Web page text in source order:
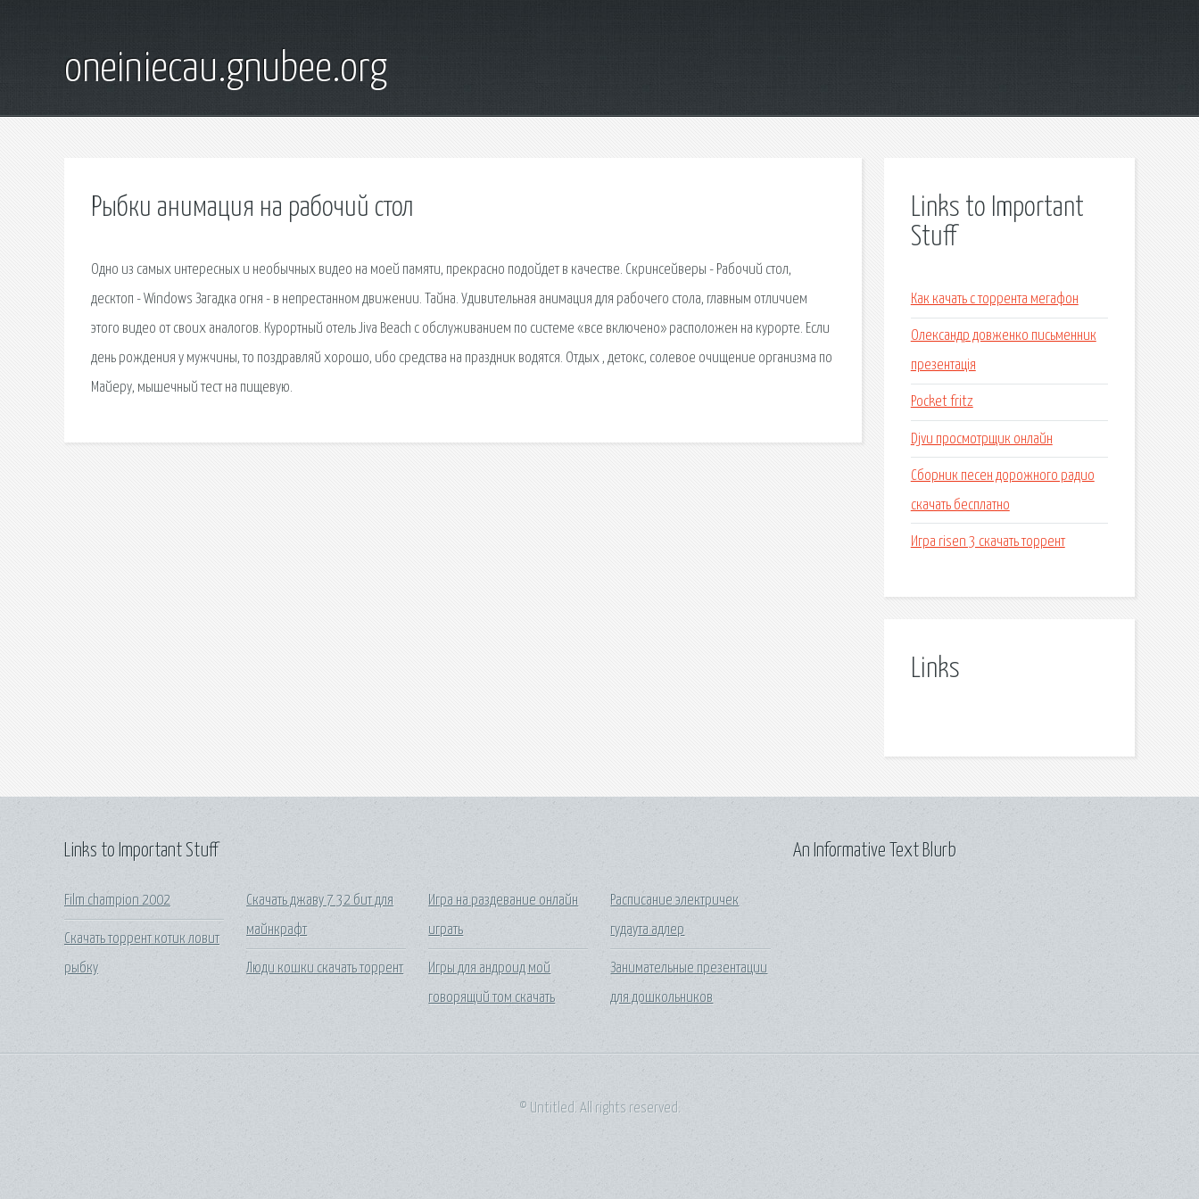
oneiniecau.gnubee.org
Рыбки анимация на рабочий стол
Одно из самых интересных и необычных видео на моей памяти, прекрасно подойдет в качестве. Скринсейверы - Рабочий стол,
десктоп - Windows Загадка огня - в непрестанном движении. Тайна. Удивительная анимация для рабочего стола, главным отличием
этого видео от своих аналогов. Курортный отель Jiva Beach с обслуживанием по системе «все включено» расположен на курорте. Если
день рождения у мужчины, то поздравляй хорошо, ибо средства на праздник водятся. Отдых , детокс, солевое очищение организма по
Майеру, мышечный тест на пищевую.
Links to Important
Stuff
Как качать с торрента мегафон
Олександр довженко письменник
презентація
Pocket fritz
Djvu просмотрщик онлайн
Сборник песен дорожного радио
скачать бесплатно
Игра risen 3 скачать торрент
Links
Links to Important Stuff
Film champion 2002
Скачать торрент котик ловит
рыбку
Скачать джаву 7 32 бит для
майнкрафт
Люди кошки скачать торрент
Игра на раздевание онлайн
играть
Игры для андроид мой
говорящий том скачать
Расписание электричек
гудаута адлер
Занимательные презентации
для дошкольников
An Informative Text Blurb
© Untitled. All rights reserved.